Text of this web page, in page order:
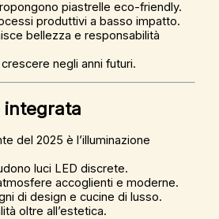
piastrelle eco-friendly.
produttivi a basso impatto.
bellezza e responsabilità
negli anni futuri.
integrata
del 2025 è l’illuminazione
luci LED discrete.
accoglienti e moderne.
di design e cucine di lusso.
oltre all’estetica.